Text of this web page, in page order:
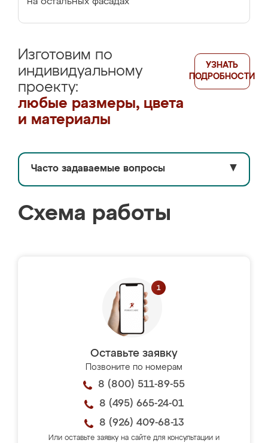
Изготовим по
индивидуальному
проекту:
любые размеры, цвета
и материалы
УЗНАТЬ
ПОДРОБНОСТИ
Часто задаваемые вопросы ▼
Схема работы
Оставьте заявку
Позвоните по номерам
8 (800) 511-89-55
8 (495) 665-24-01
8 (926) 409-68-13
Или оставьте заявку на сайте для консультации и